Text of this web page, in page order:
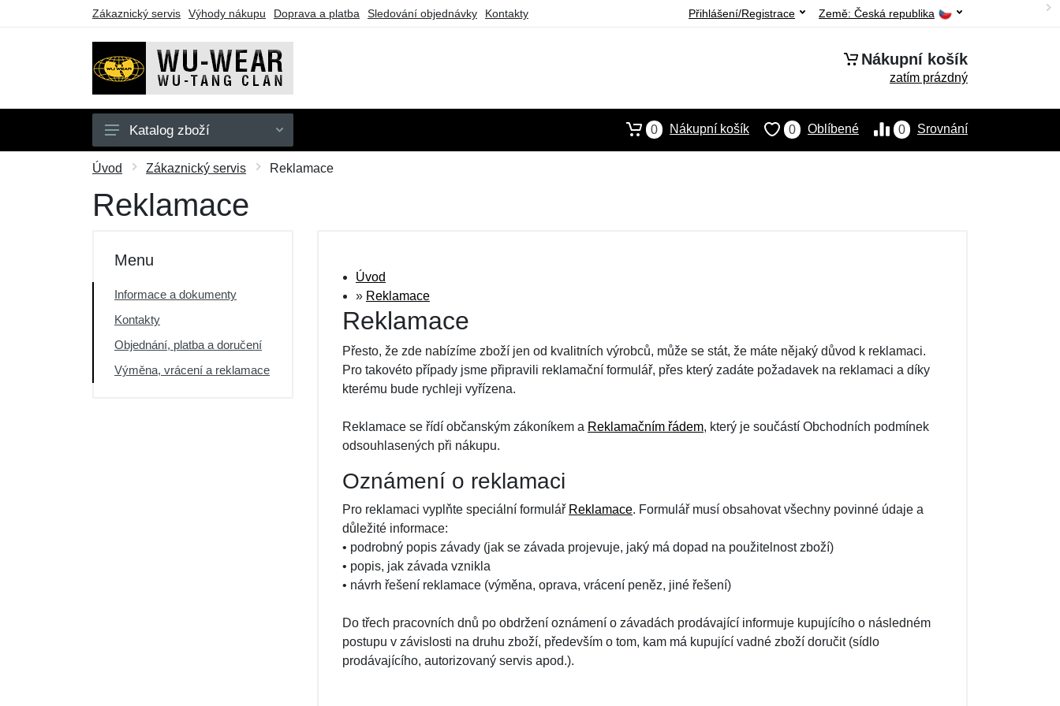
Zákaznický servis Výhody nákupu Doprava a platba Sledování objednávky Kontakty Země: Česká republika
Přihlášení/Registrace
Nákupní košík
zatím prázdný
Mikiny
Trička
Katalog zboží 0 Srovnání
0 Oblíbené
0 Nákupní košík
Úvod Zákaznický servis Reklamace
Reklamace
Menu
Informace a dokumenty
Kontakty
Objednání, platba a doručení
Výměna, vrácení a reklamace
Úvod
» Reklamace
Reklamace
Přesto, že zde nabízíme zboží jen od kvalitních výrobců, může se stát, že máte nějaký důvod k reklamaci.
Pro takovéto případy jsme připravili reklamační formulář, přes který zadáte požadavek na reklamaci a díky
kterému bude rychleji vyřízena.
Reklamace se řídí občanským zákoníkem a Reklamačním řádem, který je součástí Obchodních podmínek
odsouhlasených při nákupu.
Oznámení o reklamaci
Pro reklamaci vyplňte speciální formulář Reklamace. Formulář musí obsahovat všechny povinné údaje a
důležité informace:
• podrobný popis závady (jak se závada projevuje, jaký má dopad na použitelnost zboží)
• popis, jak závada vznikla
• návrh řešení reklamace (výměna, oprava, vrácení peněz, jiné řešení)
Do třech pracovních dnů po obdržení oznámení o závadách prodávající informuje kupujícího o následném
postupu v závislosti na druhu zboží, především o tom, kam má kupující vadné zboží doručit (sídlo
prodávajícího, autorizovaný servis apod.).